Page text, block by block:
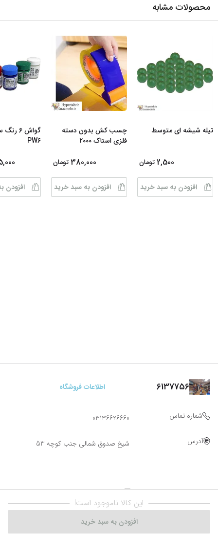
محصولات مشابه
تیله شیشه ای متوسط
2,500 تومان
افزودن به سبد خرید
چسب کش بدون دسته
فلزی استاک 2000
380,000 تومان
افزودن به سبد خرید
گواش 6
PW6
افزودن
این کالا ناموجود است!
افزودن به سبد خرید
6137756 اطلاعات فروشگاه
شماره تماس 03136626660
آدرس شیخ صدوق شمالی جنب کوچه 53